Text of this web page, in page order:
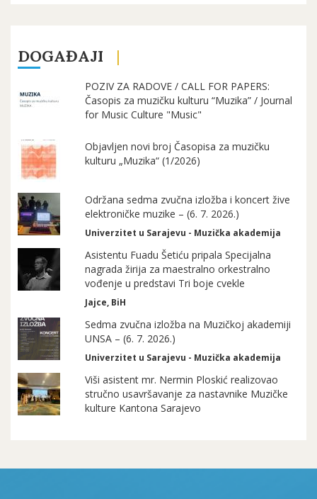
DOGAĐAJI
POZIV ZA RADOVE / CALL FOR PAPERS:
Časopis za muzičku kulturu “Muzika” / Journal
for Music Culture "Music"
Objavljen novi broj Časopisa za muzičku
kulturu „Muzika“ (1/2026)
Održana sedma zvučna izložba i koncert žive
elektroničke muzike – (6. 7. 2026.)
Univerzitet u Sarajevu - Muzička akademija
Asistentu Fuadu Šetiću pripala Specijalna
nagrada žirija za maestralno orkestralno
vođenje u predstavi Tri boje cvekle
Jajce, BiH
Sedma zvučna izložba na Muzičkoj akademiji
UNSA – (6. 7. 2026.)
Univerzitet u Sarajevu - Muzička akademija
Viši asistent mr. Nermin Ploskić realizovao
stručno usavršavanje za nastavnike Muzičke
kulture Kantona Sarajevo